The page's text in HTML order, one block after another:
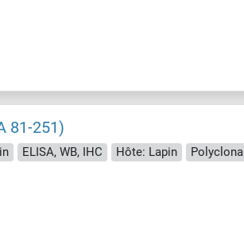
81-251)
ELISA, WB, IHC Hôte: Lapin Polyclonal